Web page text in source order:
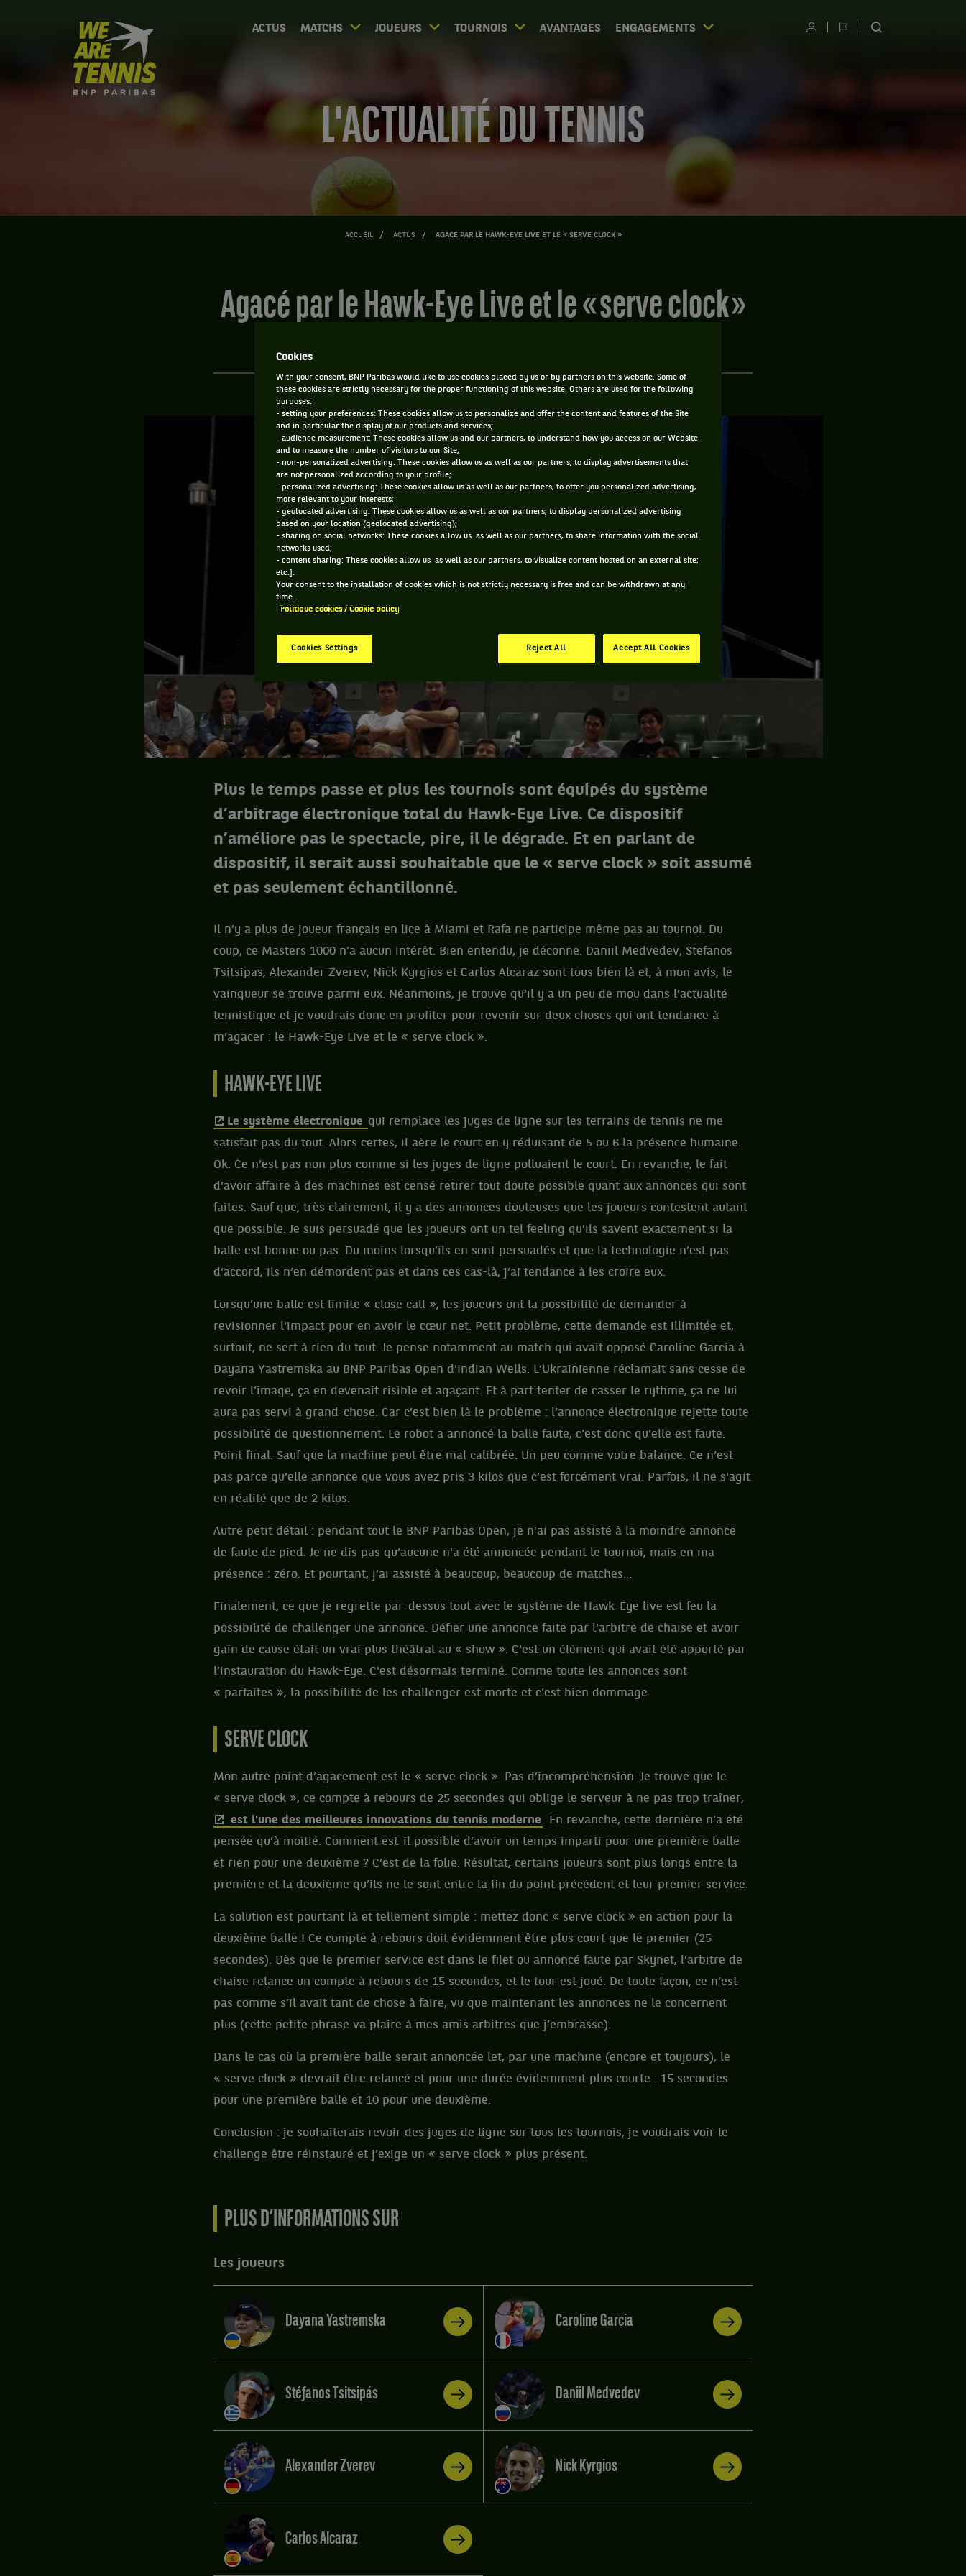
We
are
Tennis
by
BNP
ACTUS MATCHS JOUEURS TOURNOIS AVANTAGES ENGAGEMENTS UtilisateurChangerRECHERCHER
L'ACTUALITÉ DU TENNIS
ACCUEIL ACTUS AGACÉ PAR LE HAWK-EYE LIVE ET LE « SERVE CLOCK »
Agacé par le Hawk-Eye Live et le « serve clock »
Plus le temps passe et plus les tournois sont équipés du système
d’arbitrage électronique total du Hawk-Eye Live. Ce dispositif
n’améliore pas le spectacle, pire, il le dégrade. Et en parlant de
dispositif, il serait aussi souhaitable que le « serve clock » soit assumé
et pas seulement échantillonné.
Il n’y a plus de joueur français en lice à Miami et Rafa ne participe même pas au tournoi. Du
coup, ce Masters 1000 n’a aucun intérêt. Bien entendu, je déconne. Daniil Medvedev, Stefanos
Tsitsipas, Alexander Zverev, Nick Kyrgios et Carlos Alcaraz sont tous bien là et, à mon avis, le
vainqueur se trouve parmi eux. Néanmoins, je trouve qu’il y a un peu de mou dans l’actualité
tennistique et je voudrais donc en profiter pour revenir sur deux choses qui ont tendance à
m’agacer : le Hawk-Eye Live et le « serve clock ».
HAWK-EYE LIVE
Le système électronique qui remplace les juges de ligne sur les terrains de tennis ne me
satisfait pas du tout. Alors certes, il aère le court en y réduisant de 5 ou 6 la présence humaine.
Ok. Ce n’est pas non plus comme si les juges de ligne polluaient le court. En revanche, le fait
d’avoir affaire à des machines est censé retirer tout doute possible quant aux annonces qui sont
faites. Sauf que, très clairement, il y a des annonces douteuses que les joueurs contestent autant
que possible. Je suis persuadé que les joueurs ont un tel feeling qu’ils savent exactement si la
balle est bonne ou pas. Du moins lorsqu’ils en sont persuadés et que la technologie n’est pas
d’accord, ils n’en démordent pas et dans ces cas-là, j’ai tendance à les croire eux.
Lorsqu’une balle est limite « close call », les joueurs ont la possibilité de demander à
revisionner l'impact pour en avoir le cœur net. Petit problème, cette demande est illimitée et,
surtout, ne sert à rien du tout. Je pense notamment au match qui avait opposé Caroline Garcia à
Dayana Yastremska au BNP Paribas Open d'Indian Wells. L’Ukrainienne réclamait sans cesse de
revoir l’image, ça en devenait risible et agaçant. Et à part tenter de casser le rythme, ça ne lui
aura pas servi à grand-chose. Car c’est bien là le problème : l’annonce électronique rejette toute
possibilité de questionnement. Le robot a annoncé la balle faute, c’est donc qu’elle est faute.
Point final. Sauf que la machine peut être mal calibrée. Un peu comme votre balance. Ce n’est
pas parce qu’elle annonce que vous avez pris 3 kilos que c’est forcément vrai. Parfois, il ne s'agit
en réalité que de 2 kilos.
Autre petit détail : pendant tout le BNP Paribas Open, je n’ai pas assisté à la moindre annonce
de faute de pied. Je ne dis pas qu’aucune n'a été annoncée pendant le tournoi, mais en ma
présence : zéro. Et pourtant, j’ai assisté à beaucoup, beaucoup de matches...
Finalement, ce que je regrette par-dessus tout avec le système de Hawk-Eye live est feu la
possibilité de challenger une annonce. Défier une annonce faite par l’arbitre de chaise et avoir
gain de cause était un vrai plus théâtral au « show ». C'est un élément qui avait été apporté par
l’instauration du Hawk-Eye. C'est désormais terminé. Comme toute les annonces sont
« parfaites », la possibilité de les challenger est morte et c’est bien dommage.
SERVE CLOCK
Mon autre point d’agacement est le « serve clock ». Pas d’incompréhension. Je trouve que le
« serve clock », ce compte à rebours de 25 secondes qui oblige le serveur à ne pas trop traîner,
est l'une des meilleures innovations du tennis moderne . En revanche, cette dernière n’a été
pensée qu’à moitié. Comment est-il possible d’avoir un temps imparti pour une première balle
et rien pour une deuxième ? C’est de la folie. Résultat, certains joueurs sont plus longs entre la
première et la deuxième qu’ils ne le sont entre la fin du point précédent et leur premier service.
La solution est pourtant là et tellement simple : mettez donc « serve clock » en action pour la
deuxième balle ! Ce compte à rebours doit évidemment être plus court que le premier (25
secondes). Dès que le premier service est dans le filet ou annoncé faute par Skynet, l’arbitre de
chaise relance un compte à rebours de 15 secondes, et le tour est joué. De toute façon, ce n’est
pas comme s’il avait tant de chose à faire, vu que maintenant les annonces ne le concernent
plus (cette petite phrase va plaire à mes amis arbitres que j’embrasse).
Dans le cas où la première balle serait annoncée let, par une machine (encore et toujours), le
« serve clock » devrait être relancé et pour une durée évidemment plus courte : 15 secondes
pour une première balle et 10 pour une deuxième.
Conclusion : je souhaiterais revoir des juges de ligne sur tous les tournois, je voudrais voir le
challenge être réinstauré et j’exige un « serve clock » plus présent.
PLUS D’INFORMATIONS SUR
Les joueurs
Dayana Yastremska Caroline Garcia
Stéfanos Tsitsipás Daniil Medvedev
Alexander Zverev Nick Kyrgios
Carlos Alcaraz
Cookies
With your consent, BNP Paribas would like to use cookies placed by us or by partners on this website. Some of
these cookies are strictly necessary for the proper functioning of this website. Others are used for the following
purposes:
- setting your preferences: These cookies allow us to personalize and offer the content and features of the Site
and in particular the display of our products and services;
- audience measurement: These cookies allow us and our partners, to understand how you access on our Website
and to measure the number of visitors to our Site;
- non-personalized advertising: These cookies allow us as well as our partners, to display advertisements that
are not personalized according to your profile;
- personalized advertising: These cookies allow us as well as our partners, to offer you personalized advertising,
more relevant to your interests;
- geolocated advertising: These cookies allow us as well as our partners, to display personalized advertising
based on your location (geolocated advertising);
- sharing on social networks: These cookies allow us as well as our partners, to share information with the social
networks used;
- content sharing: These cookies allow us as well as our partners, to visualize content hosted on an external site;
etc.].
Your consent to the installation of cookies which is not strictly necessary is free and can be withdrawn at any
time.
Politique cookies / Cookie policy
Cookies Settings Reject All Accept All Cookies